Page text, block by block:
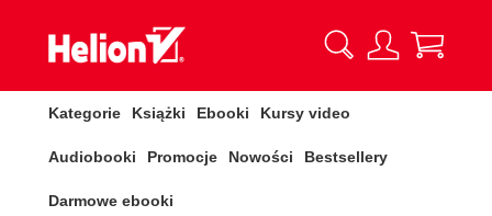
Kategorie Książki Ebooki Kursy video
Audiobooki Promocje Nowości Bestsellery
Darmowe ebooki